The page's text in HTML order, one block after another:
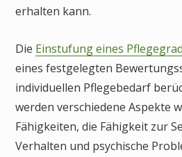
erhalten kann.
Die Einstufung eines
eines festgelegten
individuellen Pflegebedarf
werden verschiedene Aspekte
Fähigkeiten, die Fähigkeit zur
Verhalten und psychische